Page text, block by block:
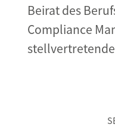
Beirat des
Compliance